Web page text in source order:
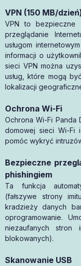
VPN (150 MB/
VPN to bezpieczne
przeglądanie
usługom
informacji o
sieci VPN można
usług, które mogą
lokalizacji
Ochrona Wi-Fi
Ochrona Wi-Fi Panda
domowej sieci Wi-Fi
pomóc wykryć
Bezpieczne
phishingiem
Ta funkcja
(fałszywe strony
kradzieży danych
oprogramowanie.
niezaufanych stron
blokowanych).
Skanowanie USB